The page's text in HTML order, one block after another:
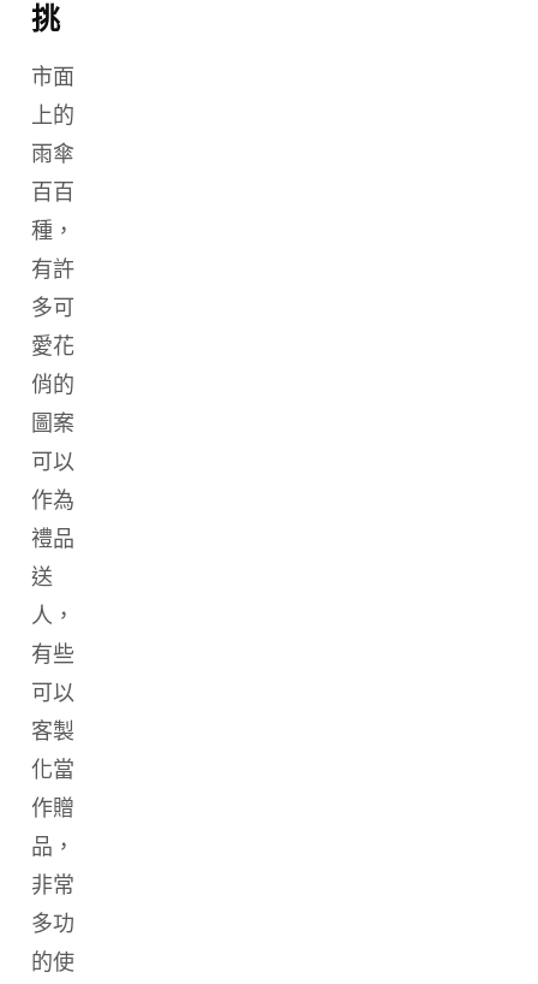
挑
市面
上的
雨傘
百百
種，
有許
多可
愛花
俏的
圖案
可以
作為
禮品
送
人，
有些
可以
客製
化當
作贈
品，
非常
多功
的使